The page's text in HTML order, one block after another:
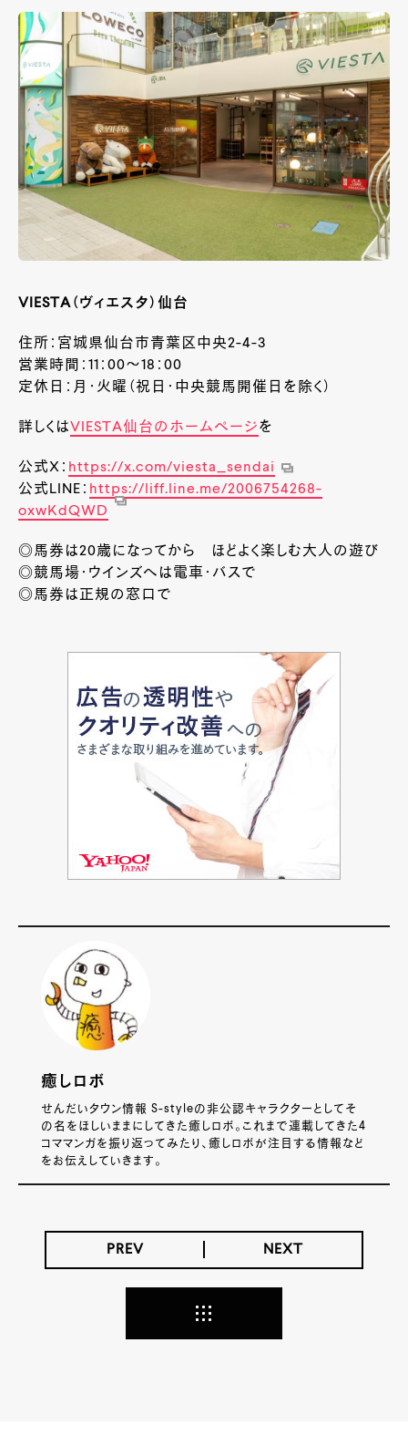
VIESTA（ヴィエスタ）仙台
住所：宮城県仙台市青葉区中央2-4-3
営業時間：11：00～18：00
定休日：月・火曜（祝日・中央競馬開催日を除く）
詳しくはVIESTA仙台のホームページを
公式X： https://x.com/viesta_sendai
公式LINE： https://liff.line.me/2006754268-
oxwKdQWD
◎馬券は20歳になってから ほどよく楽しむ大人の遊び
◎競馬場・ウインズへは電車・バスで
◎馬券は正規の窓口で
癒しロボ
せんだいタウン情報 S-styleの非公認キャラクターとしてそ
の名をほしいままにしてきた癒しロボ。これまで連載してきた4
コママンガを振り返ってみたり、癒しロボが注目する情報など
をお伝えしていきます。
PREV NEXT